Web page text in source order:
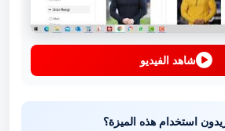
شاهد الفيديو
استخدام هذه الميزة؟